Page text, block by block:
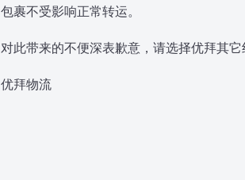
包裹不受影响正常转运。
对此带来的不便深表歉意，请选择优拜其它
优拜物流